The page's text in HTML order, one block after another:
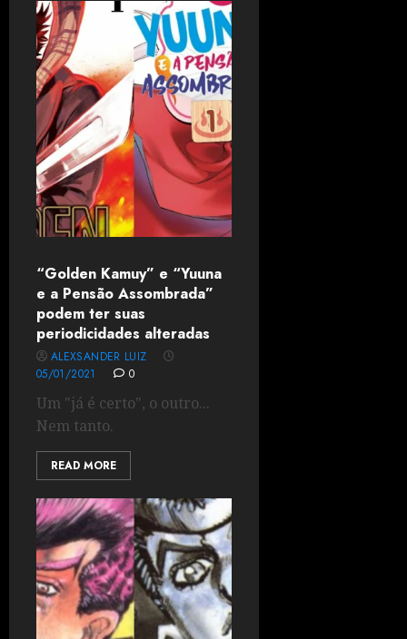
“Golden Kamuy” e “Yuuna
e a Pensão Assombrada”
podem ter suas
periodicidades alteradas
ALEXSANDER LUIZ
05/01/2021
0
Um "já é certo", o outro...
Nem tanto.
READ MORE